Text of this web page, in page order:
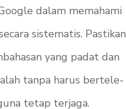
dalam memahami
sistematis. Pastikan
yang padat dan
tanpa harus bertele-
tetap terjaga.